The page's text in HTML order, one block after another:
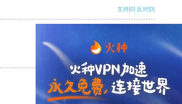
支持[0] 反对[0]